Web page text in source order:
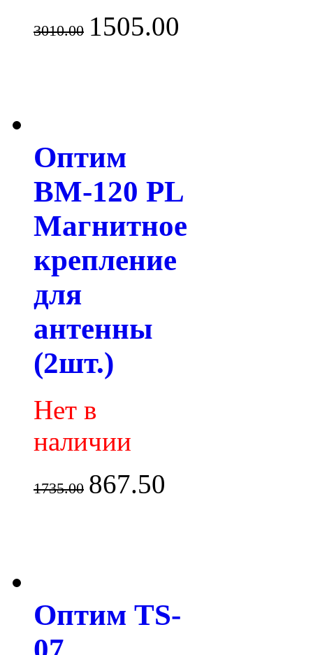
3010.00 1505.00
Оптим
BM-120 PL
Магнитное
крепление
для
антенны
(2шт.)
Нет в
наличии
1735.00 867.50
Оптим TS-